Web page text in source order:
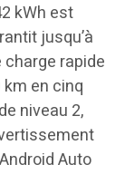
kWh est
jusqu’à
charge rapide
en cinq
niveau 2,
Auto